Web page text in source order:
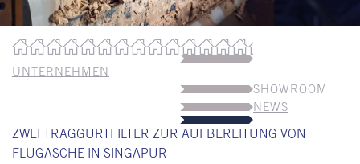
UNTERNEHMEN
SHOWROOM
NEWS
ZWEI TRAGGURTFILTER ZUR AUFBEREITUNG VON
FLUGASCHE IN SINGAPUR